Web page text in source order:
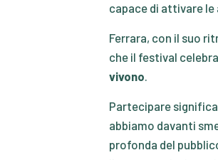
capace di attivare le
Ferrara, con il suo
che il festival
vivono.
Partecipare
abbiamo davanti
profonda del